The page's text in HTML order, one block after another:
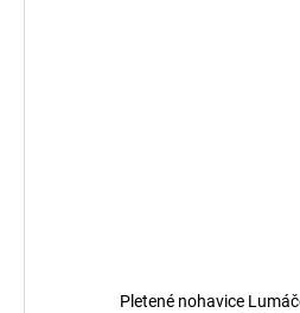
Pletené nohavice